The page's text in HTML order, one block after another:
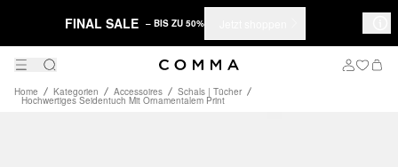
FINAL SALE – BIS ZU 50%
Home Kategorien Accessoires Schals | Tücher
Hochwertiges Seidentuch Mit Ornamentalem Print